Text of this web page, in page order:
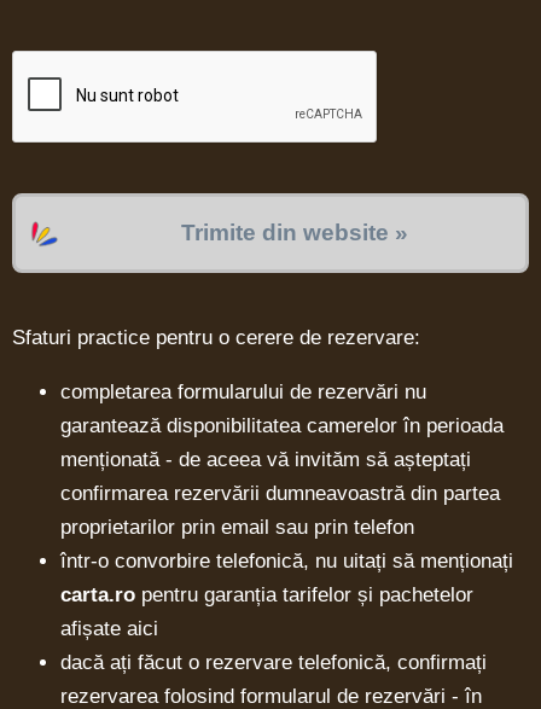
Trimite din website »
Sfaturi practice pentru o cerere de rezervare:
completarea formularului de rezervări nu
garantează disponibilitatea camerelor în perioada
menționată - de aceea vă invităm să așteptați
confirmarea rezervării dumneavoastră din partea
proprietarilor prin email sau prin telefon
într-o convorbire telefonică, nu uitați să menționați
carta.ro pentru garanția tarifelor și pachetelor
afișate aici
dacă ați făcut o rezervare telefonică, confirmați
rezervarea folosind formularul de rezervări - în